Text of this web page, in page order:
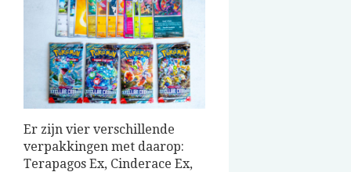
Er zijn vier verschillende
verpakkingen met daarop:
Terapagos Ex, Cinderace Ex,